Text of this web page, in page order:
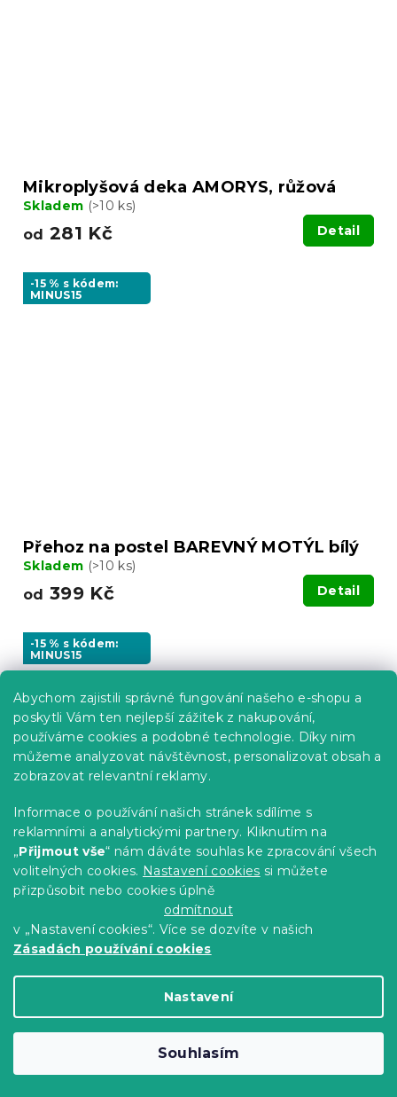
Abychom zajistili správné fungování našeho e-shopu a
poskytli Vám ten nejlepší zážitek z nakupování,
používáme cookies a podobné technologie. Díky nim
můžeme analyzovat návštěvnost, personalizovat obsah a
zobrazovat relevantní reklamy.
Informace o používání našich stránek sdílíme s
reklamními a analytickými partnery. Kliknutím na
„Přijmout vše“ nám dáváte souhlas ke zpracování všech
volitelných cookies. Nastavení cookies si můžete
přizpůsobit nebo cookies úplně
odmítnout
v „Nastavení cookies“. Více se dozvíte v našich
Zásadách používání cookies
Nastavení
Souhlasím
Mikroplyšová deka AMORYS, růžová
Skladem (>10 ks)
od 281 Kč Detail
-15 % s kódem:
MINUS15
Přehoz na postel BAREVNÝ MOTÝL bílý
Skladem (>10 ks)
od 399 Kč Detail
-15 % s kódem:
MINUS15
Přehoz na postel ORANGE HEART,
růžový
Skladem(>10 ks)
od284 Kč Detail